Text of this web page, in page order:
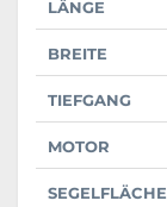
LÄNGE
BREITE
TIEFGANG
MOTOR
SEGELFLÄCHE